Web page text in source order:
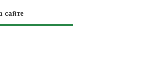
сайте